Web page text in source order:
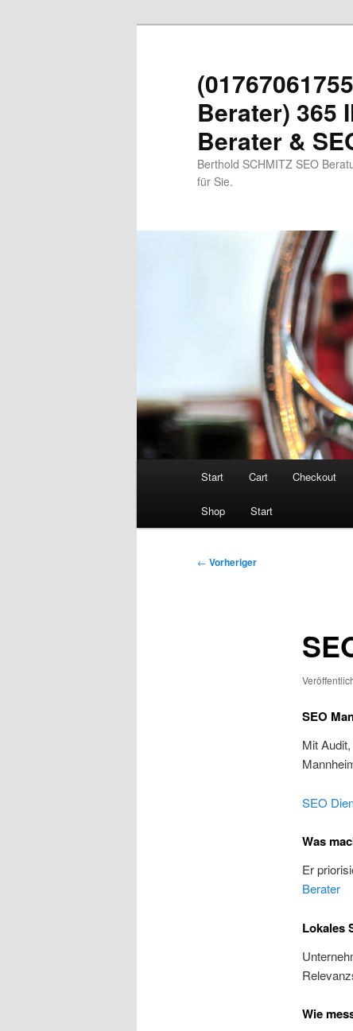
Berater) 365
Berater &
Berthold SCHMITZ SEO
für Sie.
Start Cart Checkout
Shop Start
Beitragsnavigation
← Vorheriger
SEO
Mit
SEO
Was
Er
Berater
Lokales
Wie